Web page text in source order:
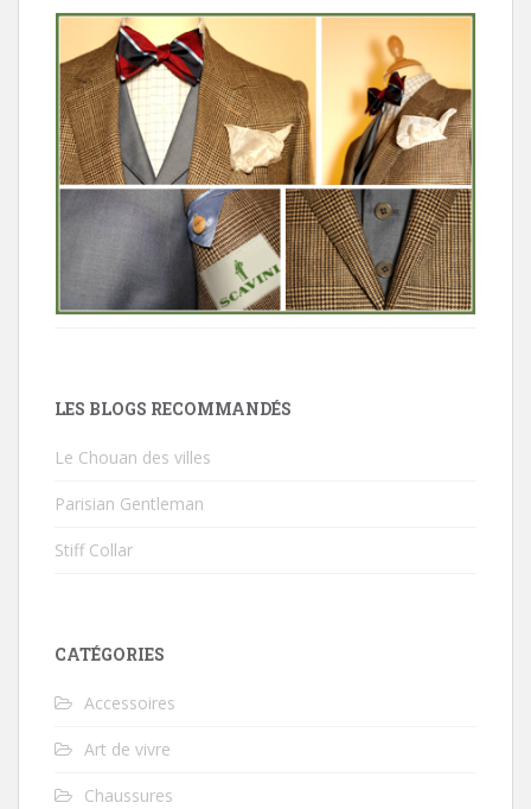
LES BLOGS RECOMMANDÉS
Le Chouan des villes
Parisian Gentleman
Stiff Collar
CATÉGORIES
Accessoires
Art de vivre
Chaussures